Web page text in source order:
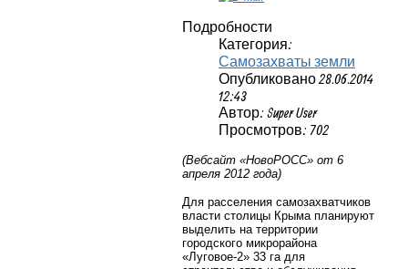
Подробности
Категория:
Самозахваты земли
Опубликовано 28.06.2014
12:43
Автор: Super User
Просмотров: 702
(Вебсайт «НовоРОСС» от 6
апреля 2012 года)
Для расселения самозахватчиков
власти столицы Крыма планируют
выделить на территории
городского микрорайона
«Луговое-2» 33 га для